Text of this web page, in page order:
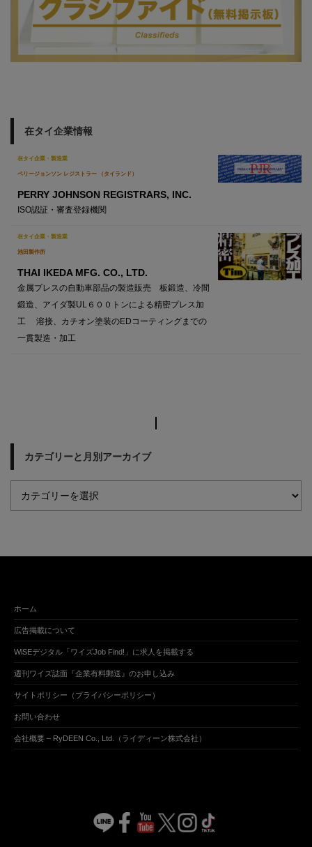
在タイ企業情報
在タイ企業・製造業
ペリージョンソン レジストラー （タイランド）
PERRY JOHNSON REGISTRARS, INC.
ISO認証・審査登録機関
在タイ企業・製造業
池田製作所
THAI IKEDA MFG. CO., LTD.
金属プレスの自動車部品の製造販売 板鍛造、冷間
鍛造、アイダ製UL６００トンによる精密プレス加
工 溶接、カチオン塗装のEDコーティングまでの
一貫製造・加工
カテゴリーと月別アーカイブ
ホーム
広告掲載について
WiSEデジタル「ワイズJob Find!」に求人を掲載する
週刊ワイズ誌面『企業有料郵送』のお申し込み
サイトポリシー（プライバシーポリシー）
お問い合わせ
会社概要 – RyDEEN Co., Ltd.（ライディーン株式会社）